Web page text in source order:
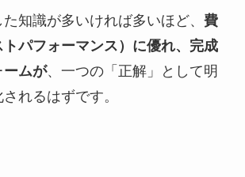
知識が多いければ多いほど、 費
トパフォーマンス）に優れ、完成
ームが、一つの「正解」として明
れるはずです。